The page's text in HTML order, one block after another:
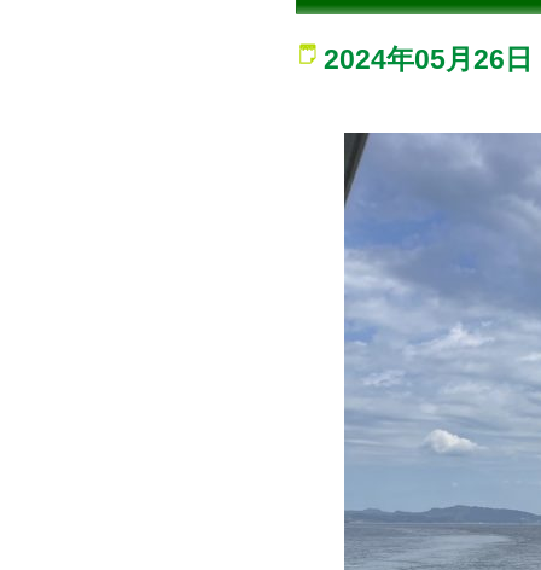
2024年05月26日